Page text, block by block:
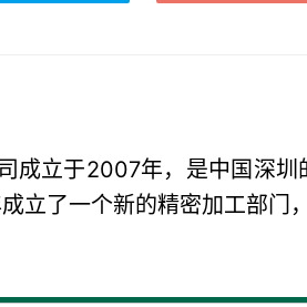
成立于2007年，是中国深
立了一个新的精密加工部门